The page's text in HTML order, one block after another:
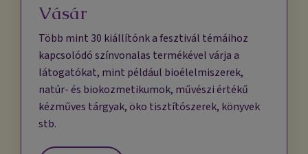
Vásár
Több mint 30 kiállítónk a fesztivál témáihoz
kapcsolódó színvonalas termékével várja a
látogatókat, mint például bioélelmiszerek,
natúr- és biokozmetikumok, művészi értékű
kézműves tárgyak, öko tisztítószerek, könyvek
stb.